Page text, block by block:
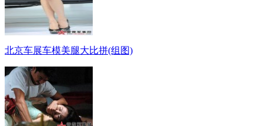
北京车展车模美腿大比拼(组图)